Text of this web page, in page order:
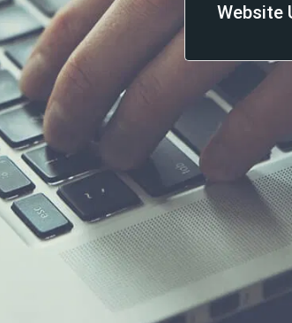
Website